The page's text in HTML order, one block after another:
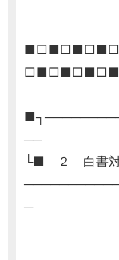
──
└■ ２ 白書
─